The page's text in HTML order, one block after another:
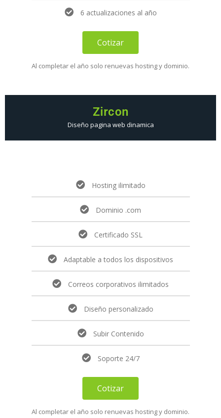
6 actualizaciones al año
Cotizar
Al completar el año solo renuevas hosting y dominio.
Zircon
Diseño pagina web dinamica
Hosting ilimitado
Dominio .com
Certificado SSL
Adaptable a todos los dispositivos
Correos corporativos ilimitados
Diseño personalizado
Subir Contenido
Soporte 24/7
Cotizar
Al completar el año solo renuevas hosting y dominio.